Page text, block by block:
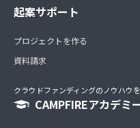
起案サポート
プロジェクトを作る
資料請求
クラウドファンディングのノウハウ
CAMPFIREアカデミ